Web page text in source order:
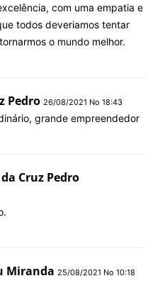
com uma empatia e
todos deveriamos tentar
o mundo melhor.
Pedro 26/08/2021 No 18:43
grande empreendedor
Cruz Pedro
Miranda 25/08/2021 No 10:18